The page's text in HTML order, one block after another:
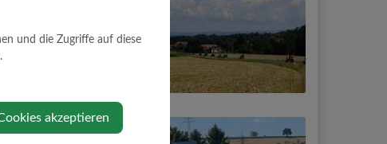
und die Zugriffe auf diese
akzeptieren